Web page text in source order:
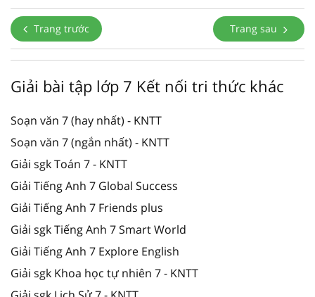
Trang trước Trang sau
Giải bài tập lớp 7 Kết nối tri thức khác
Soạn văn 7 (hay nhất) - KNTT
Soạn văn 7 (ngắn nhất) - KNTT
Giải sgk Toán 7 - KNTT
Giải Tiếng Anh 7 Global Success
Giải Tiếng Anh 7 Friends plus
Giải sgk Tiếng Anh 7 Smart World
Giải Tiếng Anh 7 Explore English
Giải sgk Khoa học tự nhiên 7 - KNTT